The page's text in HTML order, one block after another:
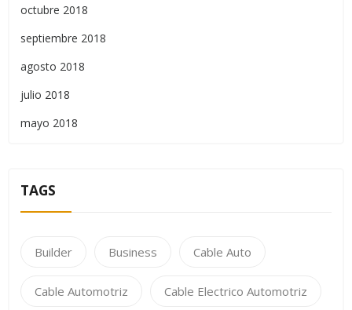
octubre 2018
septiembre 2018
agosto 2018
julio 2018
mayo 2018
TAGS
Builder Business Cable Auto
Cable Automotriz Cable Electrico Automotriz